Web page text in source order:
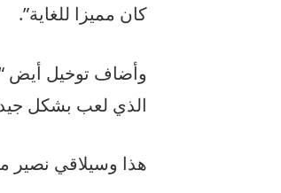
كان مميزا للغاية”.
وأضاف توخيل أيض
الذي لعب بشكل
هذا وسيلاقي نصير